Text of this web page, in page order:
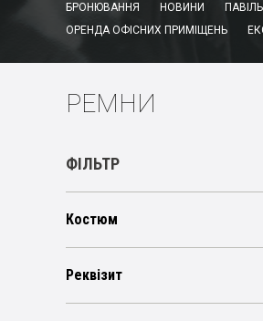
БРОНЮВАННЯ НОВИНИ
ОРЕНДА ОФІСНИХ ПРИМІЩЕНЬ
РЕМНИ
ФІЛЬТР
Костюм
Реквізит